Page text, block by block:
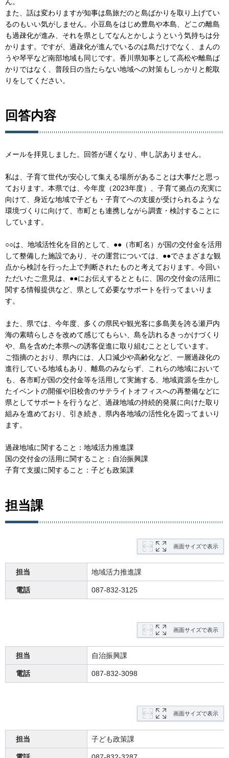
また、話は変わりますが知事は島旅だのと島ばかりを取り上げてい
るのもいい気がしません。小豆島をはじめ豊島や本島、どこの離島
も過疎化が進み、それを県としてなんとかしようという気持ちは分
かります。ですが、過疎化が進んでいるのは島だけでなく、まんの
うや琴平など南部地域も同じです。香川県知事として高松や離島ば
かりではなく、普段日の当たらない地域への対策もしっかりと舵取
りをしてください。
回答内容
メールを拝見しました。回答が遅くなり、申し訳ありません。
私は、子育て世代が安心して集える場所があることは大事だと思っ
ております。本県では、今年度（2023年度）、子育て拠点の充実に
向けて、身近な地域で子ども・子育てへの支援が受けられるような
環境づくりに向けて、市町とも連携しながら調査・検討することに
しています。
○○は、地域活性化を目的として、●●（市町名）が国の交付金を活用
して整備した施設であり、その運営については、●●でさまざまな観
点から検討を行った上で判断されたものと考えております。今回い
ただいたご意見は、●●にお伝えするとともに、国の交付金の活用に
関する情報提供など、県として必要なサポートを行ってまいりま
す。
また、県では、今年度、多くの県民や観光客に多島美を誇る瀬戸内
海の素晴らしさを改めて感じてもらい、島を訪れるきっかけづくり
や、島を含めた本県への誘客促進に取り組むこととしています。
ご指摘のとおり、県内には、人口減少や高齢化など、一層過疎化の
進行している地域もあり、離島のみならず、これらの地域において
も、各市町が国の交付金等を活用して実施する、地域資源を生かし
たイベントの開催や旧校舎のサテライトオフィスへの再整備などに
県としてサポートを行うなど、過疎地域の持続的発展に向けた取り
組みを進めており、引き続き、県内各地域の活性化を図ってまいり
ます。
過疎地域に関すること：地域活力推進課
国の交付金の活用に関すること：自治振興課
子育て支援に関すること：子ども政策課
担当課
画面サイズで表示
担当 地域活力推進課
電話 087-832-3125
画面サイズで表示
担当 自治振興課
電話 087-832-3098
画面サイズで表示
担当 子ども政策課